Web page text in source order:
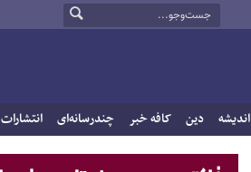
اندیشه دین کافه خبر چندرسانه‌ای انتشارات